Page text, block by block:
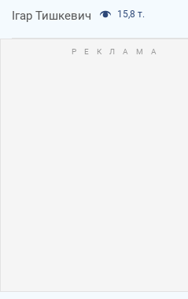
Ігар Тишкевич 15,8 т.